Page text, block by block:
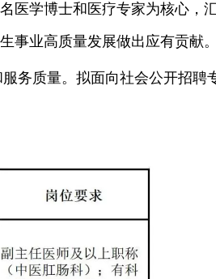
医学博士和医疗专家为核心，
事业高质量发展做出应有贡献。
务质量。拟面向社会公开招聘